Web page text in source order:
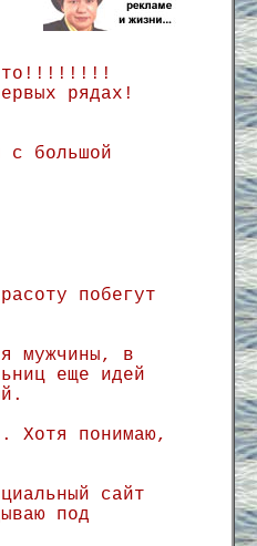
то!!!!!!!!
рядах!
большой
побегут
мужчины, в
еще идей
Хотя понимаю,
сайт
под